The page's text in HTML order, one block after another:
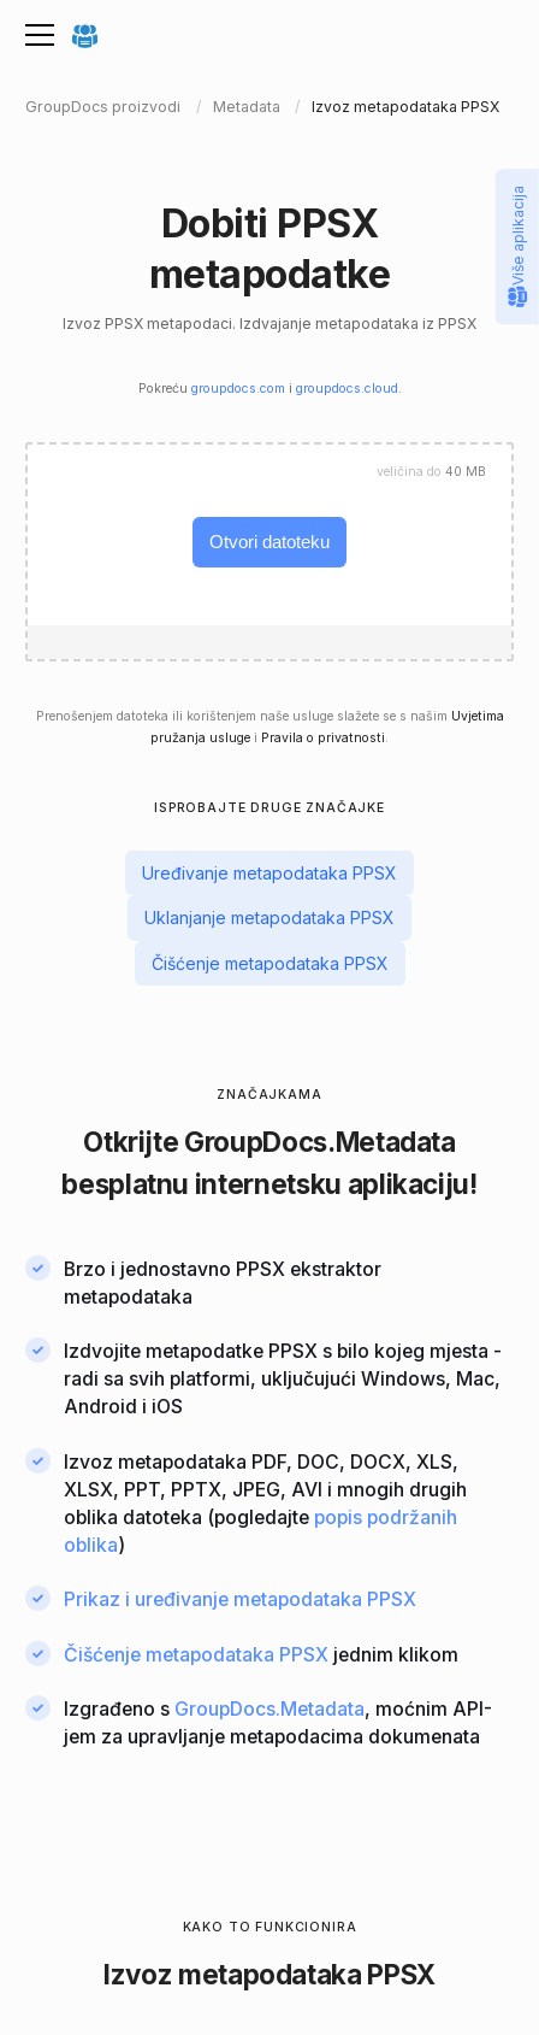
GroupDocs proizvodi Metadata Izvoz metapodataka PPSX
Dobiti PPSX
metapodatke
Izvoz PPSX metapodaci. Izdvajanje metapodataka iz PPSX
Pokreću groupdocs.com i groupdocs.cloud .
Otvori datoteku
veličina do 40 MB
Prenošenjem datoteka ili korištenjem naše usluge slažete se s našim Uvjetima
pružanja usluge i Pravila o privatnosti.
ISPROBAJTE DRUGE ZNAČAJKE
Uređivanje metapodataka PPSX
Uklanjanje metapodataka PPSX
Čišćenje metapodataka PPSX
ZNAČAJKAMA
Otkrijte GroupDocs.Metadata
besplatnu internetsku aplikaciju!
Brzo i jednostavno PPSX ekstraktor
metapodataka
Izdvojite metapodatke PPSX s bilo kojeg mjesta -
radi sa svih platformi, uključujući Windows, Mac,
Android i iOS
Izvoz metapodataka PDF, DOC, DOCX, XLS,
XLSX, PPT, PPTX, JPEG, AVI i mnogih drugih
oblika datoteka (pogledajte popis podržanih
oblika)
Prikaz i uređivanje metapodataka PPSX
Čišćenje metapodataka PPSX jednim klikom
Izgrađeno s GroupDocs.Metadata, moćnim API-
jem za upravljanje metapodacima dokumenata
KAKO TO FUNKCIONIRA
Izvoz metapodataka PPSX
Više aplikacija